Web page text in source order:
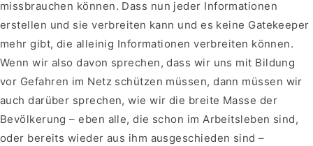
missbrauchen können. Dass nun jeder Informationen
erstellen und sie verbreiten kann und es keine Gatekeeper
mehr gibt, die alleinig Informationen verbreiten können.
Wenn wir also davon sprechen, dass wir uns mit Bildung
vor Gefahren im Netz schützen müssen, dann müssen wir
auch darüber sprechen, wie wir die breite Masse der
Bevölkerung – eben alle, die schon im Arbeitsleben sind,
oder bereits wieder aus ihm ausgeschieden sind –